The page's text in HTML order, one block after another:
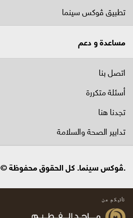
تطبيق ڤوكس سينما
مساعدة و دعم
اتصل بنا
أسئلة متكررة
تجدنا هنا
تدابير الصحة والسلامة
.ڤوكس سينما. كل الحقوق محفوظة © 2026